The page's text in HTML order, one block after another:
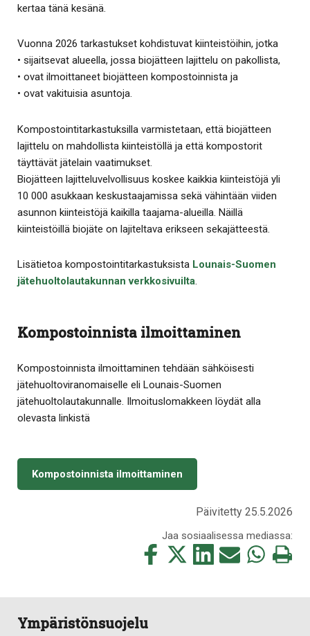
kertaa tänä kesänä.
Vuonna 2026 tarkastukset kohdistuvat kiinteistöihin, jotka
• sijaitsevat alueella, jossa biojätteen lajittelu on pakollista,
• ovat ilmoittaneet biojätteen kompostoinnista ja
• ovat vakituisia asuntoja.
Kompostointitarkastuksilla varmistetaan, että biojätteen
lajittelu on mahdollista kiinteistöllä ja että kompostorit
täyttävät jätelain vaatimukset.
Biojätteen lajitteluvelvollisuus koskee kaikkia kiinteistöjä yli
10 000 asukkaan keskustaajamissa sekä vähintään viiden
asunnon kiinteistöjä kaikilla taajama-alueilla. Näillä
kiinteistöillä biojäte on lajiteltava erikseen sekajätteestä.
Lisätietoa kompostointitarkastuksista Lounais-Suomen
jätehuoltolautakunnan verkkosivuilta.
Kompostoinnista ilmoittaminen
Kompostoinnista ilmoittaminen tehdään sähköisesti
jätehuoltoviranomaiselle eli Lounais-Suomen
jätehuoltolautakunnalle. Ilmoituslomakkeen löydät alla
olevasta linkistä
Kompostoinnista ilmoittaminen
Päivitetty 25.5.2026
Jaa sosiaalisessa mediassa:
Jaa
Jaa
Jaa
Jaa
Jaa
Tulosta
Ympäristönsuojelu